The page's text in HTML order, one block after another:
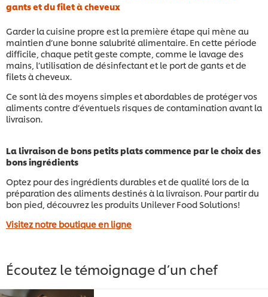
gants et du filet à cheveux
Garder la cuisine propre est la première étape qui mène au
maintien d’une bonne salubrité alimentaire. En cette période
difficile, chaque petit geste compte, comme le lavage des
mains, l’utilisation de désinfectant et le port de gants et de
filets à cheveux.
Ce sont là des moyens simples et abordables de protéger vos
aliments contre d’éventuels risques de contamination avant la
livraison.
La livraison de bons petits plats commence par le choix des
bons ingrédients
Optez pour des ingrédients durables et de qualité lors de la
préparation des aliments destinés à la livraison. Pour partir du
bon pied, découvrez les produits Unilever Food Solutions!
Visitez notre boutique en ligne
Écoutez le témoignage d’un chef